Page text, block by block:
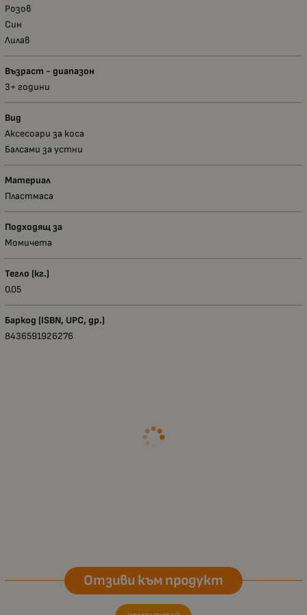
Розов
Син
Лилав
Възраст - диапазон
3+ години
Вид
Аксесоари за коса
Балсами за устни
Материал
Пластмаса
Подходящ за
Момичета
Тегло (кг.)
0.05
Баркод (ISBN, UPC, др.)
8436591926276
Отзиви към продукт